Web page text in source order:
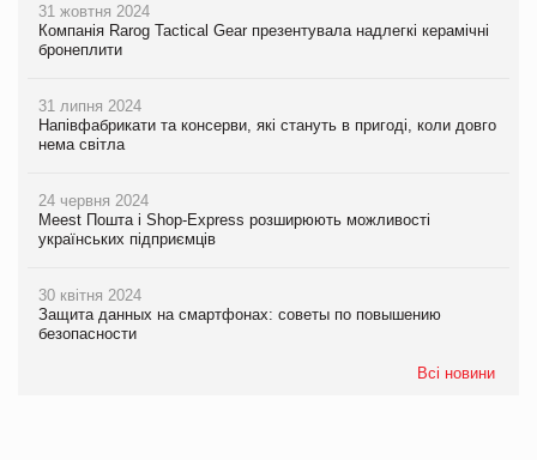
31 жовтня 2024
Компанія Rarog Tactical Gear презентувала надлегкі керамічні
бронеплити
31 липня 2024
Напівфабрикати та консерви, які стануть в пригоді, коли довго
нема світла
24 червня 2024
Meest Пошта і Shop-Express розширюють можливості
українських підприємців
30 квітня 2024
Защита данных на смартфонах: советы по повышению
безопасности
Всі новини